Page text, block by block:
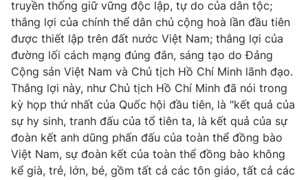
® Cấm sao chép dưới mọi hình thức nếu không có sự chấp
thuận bằng văn bản. Ghi rõ nguồn VTV.vn khi phát hành lại
thông tin từ website này.
truyền thống giữ vững độc lập, tự do của dân tộc;
thắng lợi của chính thể dân chủ cộng hoà lần đầu tiên
được thiết lập trên đất nước Việt Nam; thắng lợi của
đường lối cách mạng đúng đắn, sáng tạo do Đảng
Cộng sản Việt Nam và Chủ tịch Hồ Chí Minh lãnh đạo.
Thắng lợi này, như Chủ tịch Hồ Chí Minh đã nói trong
kỳ họp thứ nhất của Quốc hội đầu tiên, là "kết quả của
sự hy sinh, tranh đấu của tổ tiên ta, là kết quả của sự
đoàn kết anh dũng phấn đấu của toàn thể đồng bào
Việt Nam, sự đoàn kết của toàn thể đồng bào không
kể già, trẻ, lớn, bé, gồm tất cả các tôn giáo, tất cả các